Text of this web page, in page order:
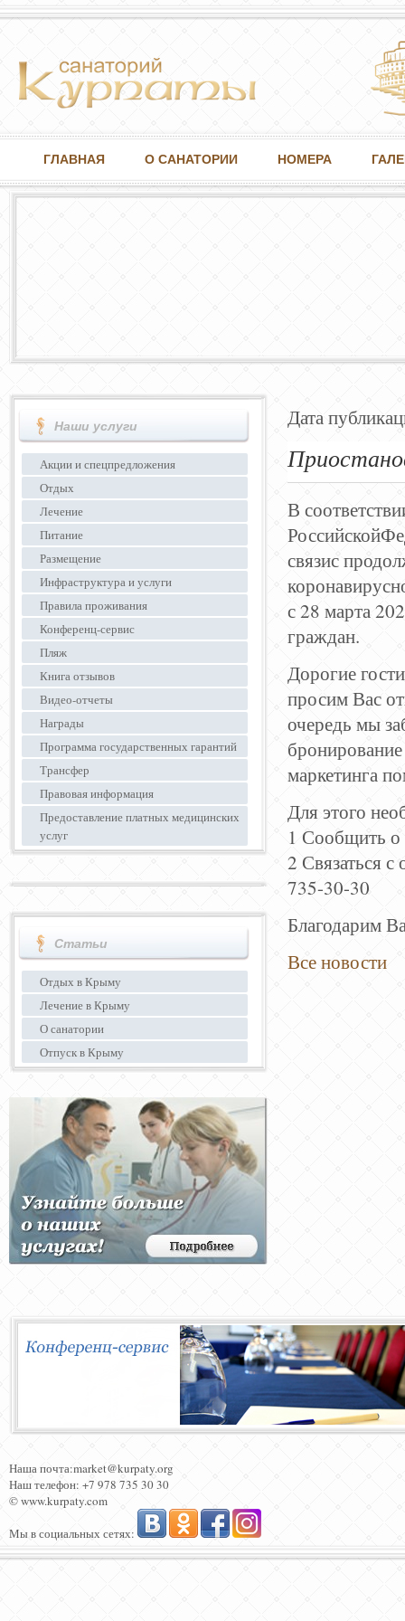
ГЛАВНАЯ О САНАТОРИИ НОМЕРА
Дата
В
связис
с 28 марта
граждан.
Дорогие
просим Вас
очередь мы
маркетинга
Для этого
1 Сообщить о
2 Связаться
735-30-30
Благодарим
Все новости
Наши услуги
Акции и спецпредложения
Отдых
Лечение
Питание
Размещение
Инфраструктура и услуги
Правила проживания
Конференц-сервис
Пляж
Книга отзывов
Видео-отчеты
Награды
Программа государственных гарантий
Трансфер
Правовая информация
Предоставление платных медицинских
услуг
Статьи
Отдых в Крыму
Лечение в Крыму
О санатории
Отпуск в Крыму
Наша почта:market@kurpaty.org
Наш телефон: +7 978 735 30 30
© www.kurpaty.com
Мы в социальных сетях: